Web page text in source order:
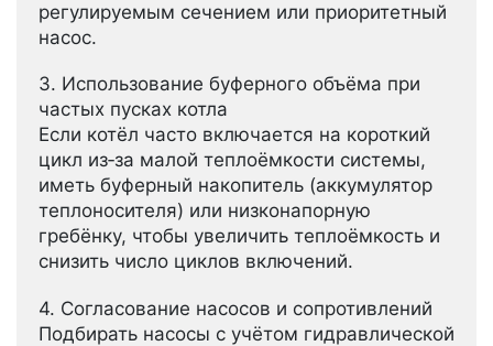
регулируемым сечением или приоритетный
насос.
3. Использование буферного объёма при
частых пусках котла
Если котёл часто включается на короткий
цикл из‑за малой теплоёмкости системы,
иметь буферный накопитель (аккумулятор
теплоносителя) или низконапорную
гребёнку, чтобы увеличить теплоёмкость и
снизить число циклов включений.
4. Согласование насосов и сопротивлений
Подбирать насосы с учётом гидравлической